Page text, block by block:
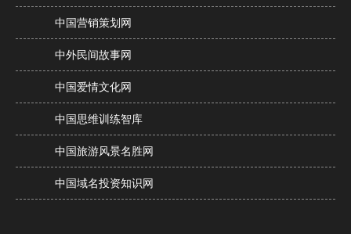
中国营销策划网
中外民间故事网
中国爱情文化网
中国思维训练智库
中国旅游风景名胜网
中国域名投资知识网